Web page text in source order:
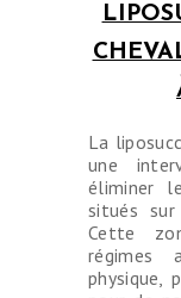
La
une
éliminer
situés
Cette
régimes
physique,